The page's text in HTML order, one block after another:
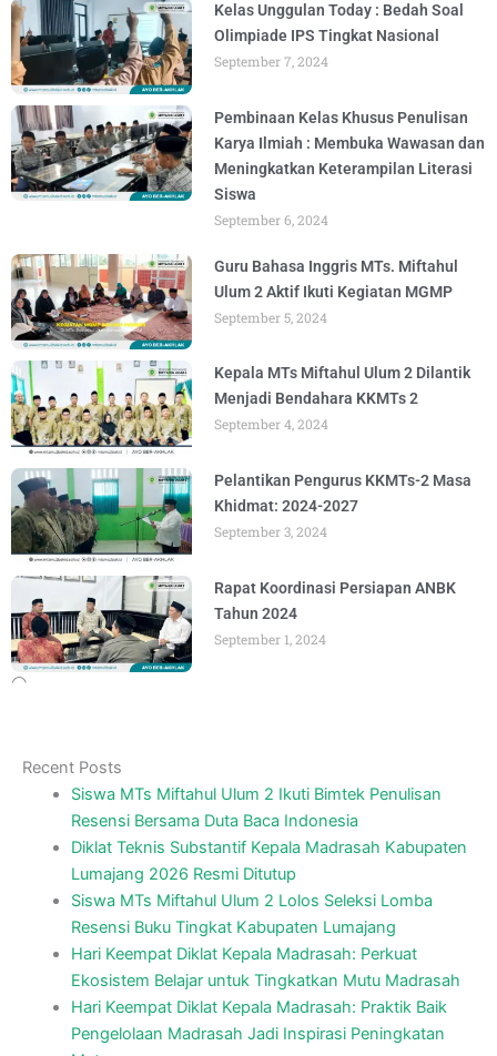
Kelas Unggulan Today : Bedah Soal
Olimpiade IPS Tingkat Nasional
September 7, 2024
Pembinaan Kelas Khusus Penulisan
Karya Ilmiah : Membuka Wawasan dan
Meningkatkan Keterampilan Literasi
Siswa
September 6, 2024
Guru Bahasa Inggris MTs. Miftahul
Ulum 2 Aktif Ikuti Kegiatan MGMP
September 5, 2024
Kepala MTs Miftahul Ulum 2 Dilantik
Menjadi Bendahara KKMTs 2
September 4, 2024
Pelantikan Pengurus KKMTs-2 Masa
Khidmat: 2024-2027
September 3, 2024
Rapat Koordinasi Persiapan ANBK
Tahun 2024
September 1, 2024
Recent Posts
Siswa MTs Miftahul Ulum 2 Ikuti Bimtek Penulisan
Resensi Bersama Duta Baca Indonesia
Diklat Teknis Substantif Kepala Madrasah Kabupaten
Lumajang 2026 Resmi Ditutup
Siswa MTs Miftahul Ulum 2 Lolos Seleksi Lomba
Resensi Buku Tingkat Kabupaten Lumajang
Hari Keempat Diklat Kepala Madrasah: Perkuat
Ekosistem Belajar untuk Tingkatkan Mutu Madrasah
Hari Keempat Diklat Kepala Madrasah: Praktik Baik
Pengelolaan Madrasah Jadi Inspirasi Peningkatan